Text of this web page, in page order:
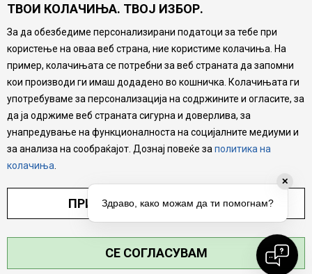
Ваучери
Product Finder
FAQs
Настојуваме да бидеме што попрецизни во описот на
производите, прикажување на слики и цени, но не
можеме да гарантираме дека сите информации се
комплетни и без грешка. Сите производи се дел од
нашата понуда, но не се подразбира дека мора да се
достапни во секој момент.
. СИТЕ ПРАВА ЗАДРЖАНИ.
ТВОИ КОЛАЧИЊА. ТВОЈ ИЗБОР.
За да обезбедиме персонализирани податоци за тебе при
користење на оваа веб страна, ние користиме колачиња. На
пример, колачињата се потребни за веб страната да запомни
кои производи ги имаш додадено во кошничка. Колачињата ги
употребуваме за персонализација на содржините и огласите, за
да ја одржиме веб страната сигурна и доверлива, за
унапредување на функционалноста на социјалните медиуми и
за анализа на сообраќајот. Дознај повеќе за политика на
колачиња
ПРИЛАГОДИ ПОСТАВУВАЊА
СЕ СОГЛАСУВАМ
✕
Здраво, како можам да ти помогнам?